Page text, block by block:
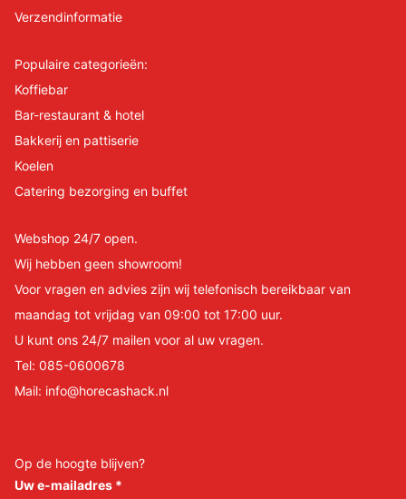
Verzendinformatie
Populaire categorieën:
Koffiebar
Bar-restaurant & hotel
Bakkerij en pattiserie
Koelen
Catering bezorging en buffet
Webshop 24/7 open.
Wij hebben geen showroom!
Voor vragen en advies zijn wij telefonisch bereikbaar van
maandag tot vrijdag van 09:00 tot 17:00 uur.
U kunt ons 24/7 mailen voor al uw vragen.
Tel: 085-0600678
Mail: info@horecashack.nl
Op de hoogte blijven?
Uw e-mailadres *